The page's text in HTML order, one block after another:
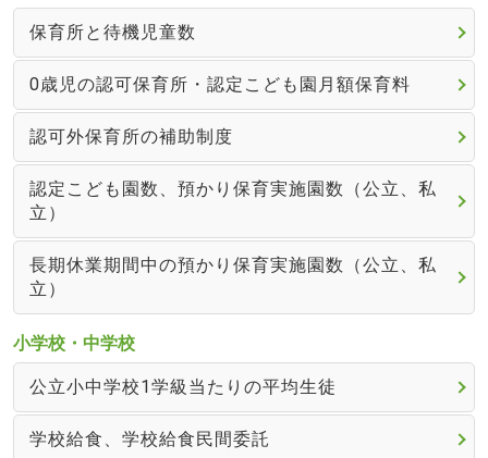
保育所と待機児童数
0歳児の認可保育所・認定こども園月額保育料
認可外保育所の補助制度
認定こども園数、預かり保育実施園数（公立、私
立）
長期休業期間中の預かり保育実施園数（公立、私
立）
小学校・中学校
公立小中学校1学級当たりの平均生徒
学校給食、学校給食民間委託